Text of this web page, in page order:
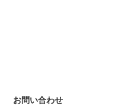
お問い合わせ